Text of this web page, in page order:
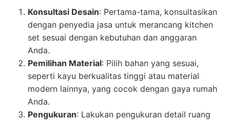
Konsultasi Desain: Pertama-tama, konsultasikan
dengan penyedia jasa untuk merancang kitchen
set sesuai dengan kebutuhan dan anggaran
Anda.
Pemilihan Material: Pilih bahan yang sesuai,
seperti kayu berkualitas tinggi atau material
modern lainnya, yang cocok dengan gaya rumah
Anda.
Pengukuran: Lakukan pengukuran detail ruang